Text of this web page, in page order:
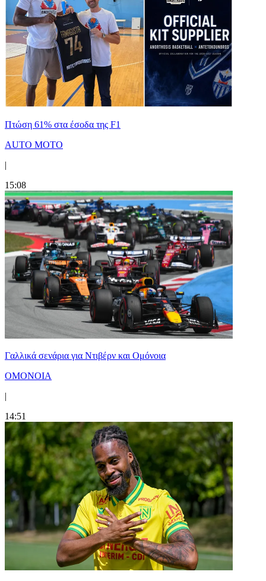
Πτώση 61% στα έσοδα της F1
AUTO MOTO
|
15:08
Γαλλικά σενάρια για Ντιβέρν και Ομόνοια
ΟΜΟΝΟΙΑ
|
14:51